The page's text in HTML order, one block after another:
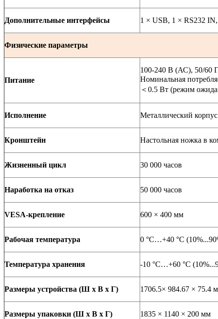
Дополнительные интерфейсы 1 × USB, 1 × RS232
Физические параметры
Питание
100-240 В (АС), 50/60
Номинальная
＜ 0.5 Вт (режим
Исполнение Металлический корпус
Кронштейн Настольная ножка в
Жизненный цикл 30 000 часов
Наработка на отказ 50 000 часов
VESA-крепление 600 × 400 мм
Рабочая температура 0 °C…+40 °C
Температура хранения -10 °C…+60 °C
Размеры устройства (Ш х В х Г) 1706.5× 984.67 × 75.4
Размеры упаковки (Ш х В х Г) 1835 × 1140 × 200 мм